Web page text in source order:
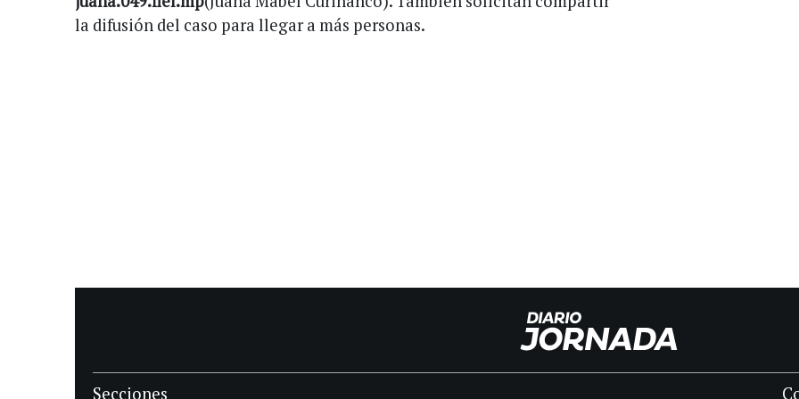
la difusión del caso para llegar a más personas.
Secciones